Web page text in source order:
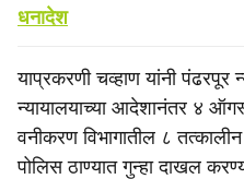
धनादेश
याप्रकरणी चव्हाण यांनी पंढरपूर
न्यायालयाच्या आदेशानंतर ४
वनीकरण विभागातील ८
पोलिस ठाण्यात गुन्हा दाखल